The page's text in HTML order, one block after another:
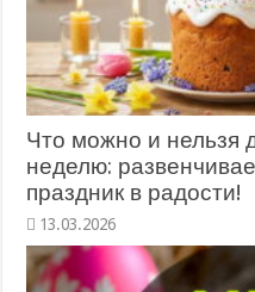
Что можно и нельзя
неделю:
праздник в радости!